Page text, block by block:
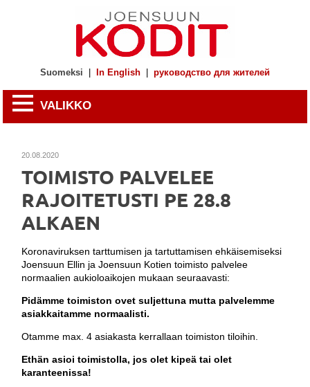
Suomeksi In English руководство для жителей
VALIKKO
20.08.2020
TOIMISTO PALVELEE
RAJOITETUSTI PE 28.8
ALKAEN
Koronaviruksen tarttumisen ja tartuttamisen ehkäisemiseksi
Joensuun Ellin ja Joensuun Kotien toimisto palvelee
normaalien aukioloaikojen mukaan seuraavasti:
Pidämme toimiston ovet suljettuna mutta palvelemme
asiakkaitamme normaalisti.
Otamme max. 4 asiakasta kerrallaan toimiston tiloihin.
Ethän asioi toimistolla, jos olet kipeä tai olet
karanteenissa!